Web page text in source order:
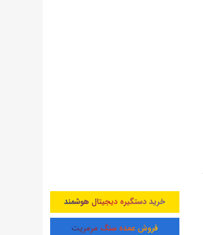
خرید دستگیره دیجیتال هوشمند
فروش عمده سنگ مرمریت